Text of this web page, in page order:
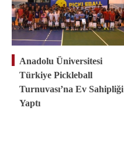
Anadolu Üniversitesi
Türkiye Pickleball
Turnuvası’na Ev Sahipliği
Yaptı